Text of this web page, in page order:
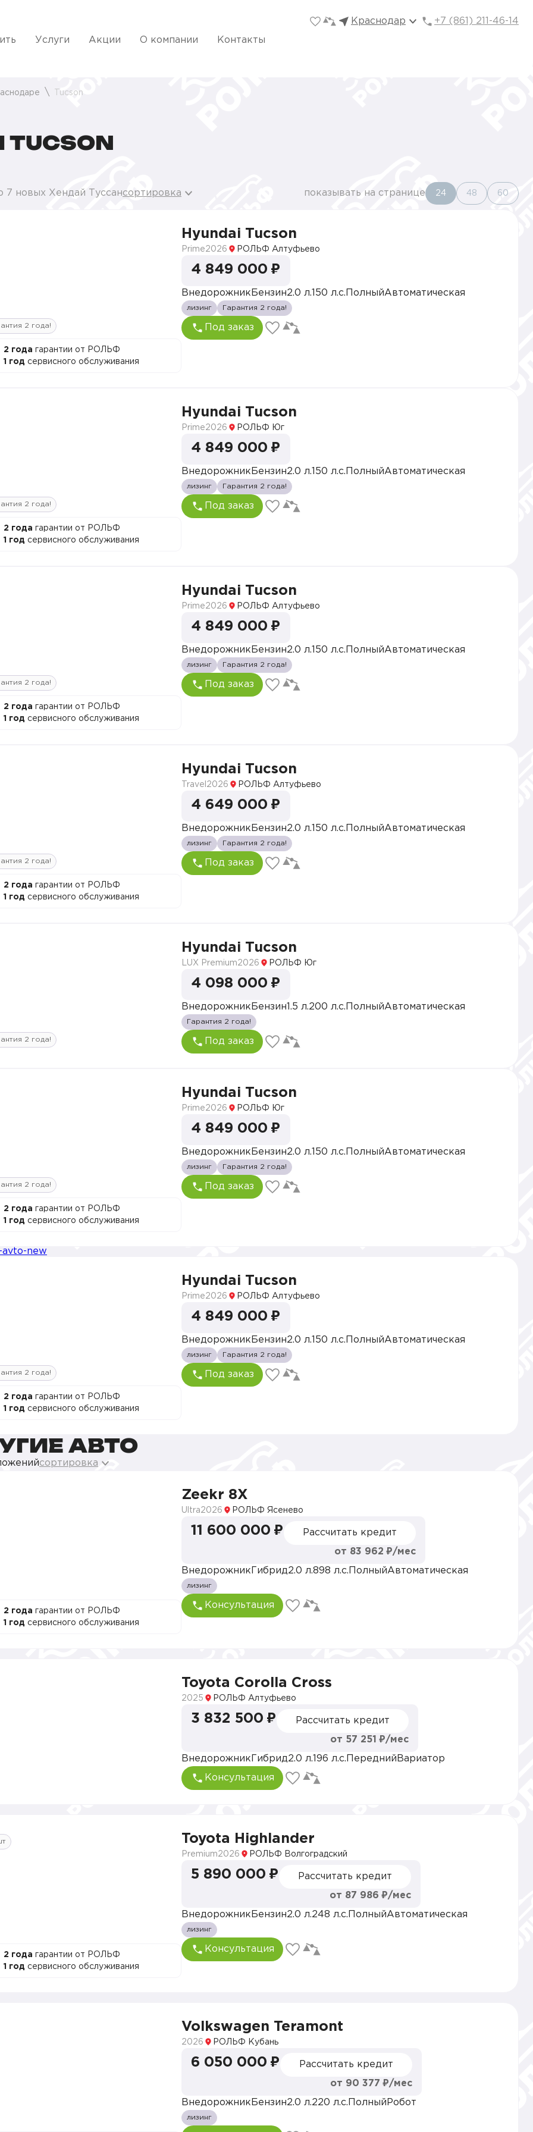
Краснодар +7 (861) 211-46-14
Услуги Акции О компании Контакты
Tucson
7 новых Хендай Туссансортировка показывать на странице 24 48 60
2 года!
2 года гарантии от РОЛЬФ
1 год сервисного обслуживания
Hyundai Tucson
Prime2026 РОЛЬФ Алтуфьево
4 849 000 ₽
Внедорожник Бензин2.0 л. 150 л.с. ПолныйАвтоматическая
лизинг Гарантия 2 года!
Под заказ
2 года!
2 года гарантии от РОЛЬФ
1 год сервисного обслуживания
Hyundai Tucson
Prime2026 РОЛЬФ Юг
4 849 000 ₽
Внедорожник Бензин2.0 л. 150 л.с. ПолныйАвтоматическая
лизинг Гарантия 2 года!
Под заказ
2 года!
2 года гарантии от РОЛЬФ
1 год сервисного обслуживания
Hyundai Tucson
Prime2026 РОЛЬФ Алтуфьево
4 849 000 ₽
Внедорожник Бензин2.0 л. 150 л.с. ПолныйАвтоматическая
лизинг Гарантия 2 года!
Под заказ
2 года!
2 года гарантии от РОЛЬФ
1 год сервисного обслуживания
Hyundai Tucson
Travel 2026 РОЛЬФ Алтуфьево
4 649 000 ₽
Внедорожник Бензин2.0 л. 150 л.с. ПолныйАвтоматическая
лизинг Гарантия 2 года!
Под заказ
2 года!
Hyundai Tucson
LUX Premium2026 РОЛЬФ Юг
4 098 000 ₽
Внедорожник Бензин 1.5 л.200 л.с. ПолныйАвтоматическая
Гарантия 2 года!
Под заказ
2 года!
2 года гарантии от РОЛЬФ
1 год сервисного обслуживания
Hyundai Tucson
Prime2026 РОЛЬФ Юг
4 849 000 ₽
Внедорожник Бензин2.0 л. 150 л.с. ПолныйАвтоматическая
лизинг Гарантия 2 года!
Под заказ
2 года!
2 года гарантии от РОЛЬФ
1 год сервисного обслуживания
Hyundai Tucson
Prime2026 РОЛЬФ Алтуфьево
4 849 000 ₽
Внедорожник Бензин2.0 л. 150 л.с. ПолныйАвтоматическая
лизинг Гарантия 2 года!
Под заказ
АВТО
сортировка
2 года гарантии от РОЛЬФ
1 год сервисного обслуживания
Zeekr 8X
Ultra2026 РОЛЬФ Ясенево
11 600 000 ₽ Рассчитать кредит
от 83 962 ₽/мес
Внедорожник Гибрид2.0 л.898 л.с. ПолныйАвтоматическая
лизинг
Консультация
Toyota Corolla Cross
2025 РОЛЬФ Алтуфьево
3 832 500 ₽ Рассчитать кредит
от 57 251 ₽/мес
Внедорожник Гибрид2.0 л. 196 л.с. Передний Вариатор
Консультация
2 года гарантии от РОЛЬФ
1 год сервисного обслуживания
Toyota Highlander
Premium2026 РОЛЬФ Волгоградский
5 890 000 ₽ Рассчитать кредит
от 87 986 ₽/мес
Внедорожник Бензин2.0 л.248 л.с. ПолныйАвтоматическая
лизинг
Консультация
Volkswagen Teramont
2026 РОЛЬФ Кубань
6 050 000 ₽ Рассчитать кредит
от 90 377 ₽/мес
Внедорожник Бензин2.0 л.220 л.с. Полный Робот
лизинг